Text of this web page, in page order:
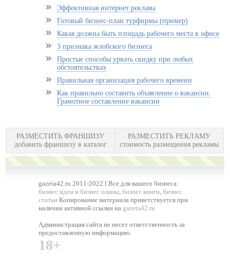
Эффективная интернет реклама
Готовый бизнес-план турфирмы (пример)
Какая должна быть площадь рабочего места в офисе
3 признака жлобского бизнеса
Простые способы урвать скидку при любых
обстоятельствах
Правильная организация рабочего времени
Как правильно составить объявление о вакансии.
Грамотное составление вакансии
РАЗМЕСТИТЬ ФРАНШИЗУ
добавить франшизу в каталог
РАЗМЕСТИТЬ РЕКЛАМУ
стоимость размещения рекламы
gazeta42.ru 2011-2022 l Все для вашего бизнеса:
бизнес идеи и бизнес планы,бизнес книги,бизнес
статьи Копирование материала приветствуется при
наличии активной ссылки на gazeta42.ru
Администрация сайта не несет ответственность за
предоставленную информацию.
18+